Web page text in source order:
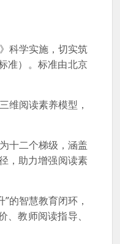
科学实施，切实筑
准）。标准由北京
维阅读素养模型，
十二个梯级，涵盖
，助力增强阅读素
的智慧教育闭环，
教师阅读指导、